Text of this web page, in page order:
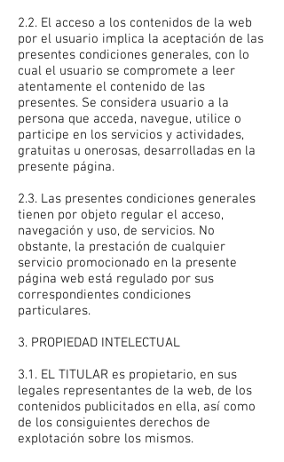
2.2. El acceso a los contenidos de la web
por el usuario implica la aceptación de las
presentes condiciones generales, con lo
cual el usuario se compromete a leer
atentamente el contenido de las
presentes. Se considera usuario a la
persona que acceda, navegue, utilice o
participe en los servicios y actividades,
gratuitas u onerosas, desarrolladas en la
presente página.
2.3. Las presentes condiciones generales
tienen por objeto regular el acceso,
navegación y uso, de servicios. No
obstante, la prestación de cualquier
servicio promocionado en la presente
página web está regulado por sus
correspondientes condiciones
particulares.
3. PROPIEDAD INTELECTUAL
3.1. EL TITULAR es propietario, en sus
legales representantes de la web, de los
contenidos publicitados en ella, así como
de los consiguientes derechos de
explotación sobre los mismos.